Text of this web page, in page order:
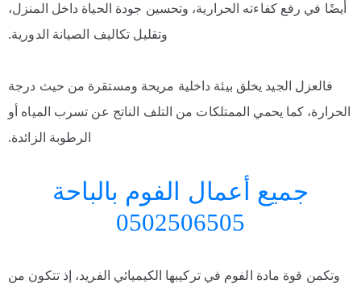
أيضًا في رفع كفاءته الحرارية، وتحسين جودة الحياة داخل المنزل،
وتقليل تكاليف الصيانة الدورية.
فالعزل الجيد يخلق بيئة داخلية مريحة ومستقرة من حيث درجة
الحرارة، كما يحمي الممتلكات من التلف الناتج عن تسرب المياه أو
الرطوبة الزائدة.
جميع أعمال الفوم بالباحة
0502506505
وتكمن قوة مادة الفوم في تركيبها الكيميائي الفريد، إذ تتكون من